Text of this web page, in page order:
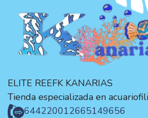
ELITE REEFK KANARIAS
Tienda especializada en
644220012665149656